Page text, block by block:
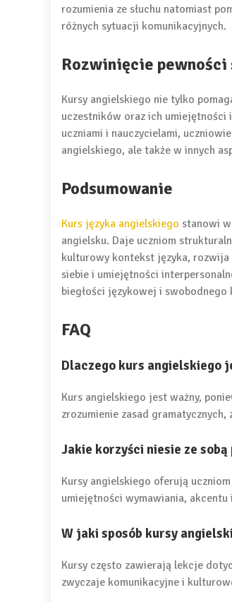
rozumienia ze słuchu natomiast
różnych sytuacji komunikacyjnych.
Rozwinięcie
Kursy angielskiego nie tylko
uczestników oraz ich umiejętności
uczniami i nauczycielami,
angielskiego, ale także w innych
Podsumowanie
Kurs języka angielskiego stanowi
angielsku. Daje uczniom
kulturowy kontekst języka, rozwija
siebie i umiejętności
biegłości językowej i
FAQ
Dlaczego kurs angielskiego
Kurs angielskiego jest ważny,
zrozumienie zasad
Jakie korzyści niesie ze
Kursy angielskiego oferują
umiejętności wymawiania, akcentu
W jaki sposób kursy
Kursy często zawierają lekcje
zwyczaje komunikacyjne i